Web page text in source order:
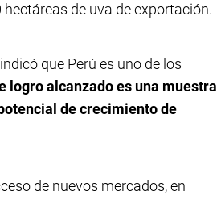
de uva de exportación.
que Perú es uno de los
logro alcanzado es una muestra
de crecimiento de
de nuevos mercados, en